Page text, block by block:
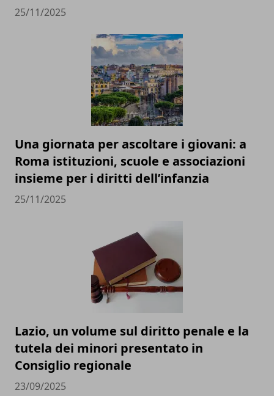
25/11/2025
Una giornata per ascoltare i giovani: a
Roma istituzioni, scuole e associazioni
insieme per i diritti dell’infanzia
25/11/2025
Lazio, un volume sul diritto penale e la
tutela dei minori presentato in
Consiglio regionale
23/09/2025